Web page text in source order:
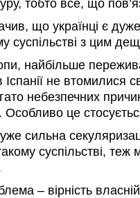
тобто все, що
що українці є
суспільстві з цим
найбільше
Іспанії не втомилися
небезпечних
Особливо це
сильна
суспільстві,
– вірність